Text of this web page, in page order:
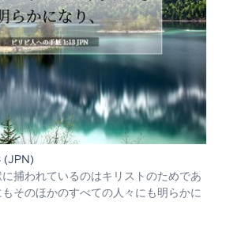
(JPN)
捕われているのはキリストのためであ
そのほかのすべての人々にも明らかに